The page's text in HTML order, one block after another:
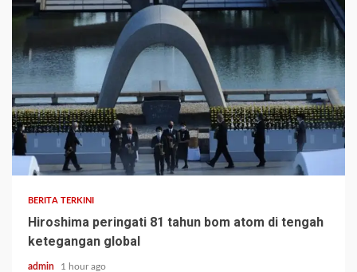
BERITA TERKINI
Hiroshima peringati 81 tahun bom atom di tengah
ketegangan global
admin 1 hour ago